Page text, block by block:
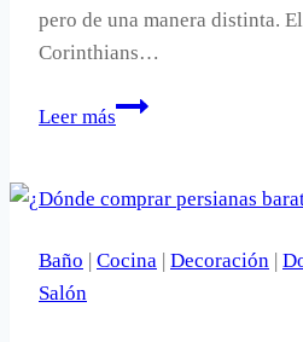
pero de una manera distinta.
Corinthians…
Leer más
Mañana,
y
Baño | Cocina | Decoración |
Salón